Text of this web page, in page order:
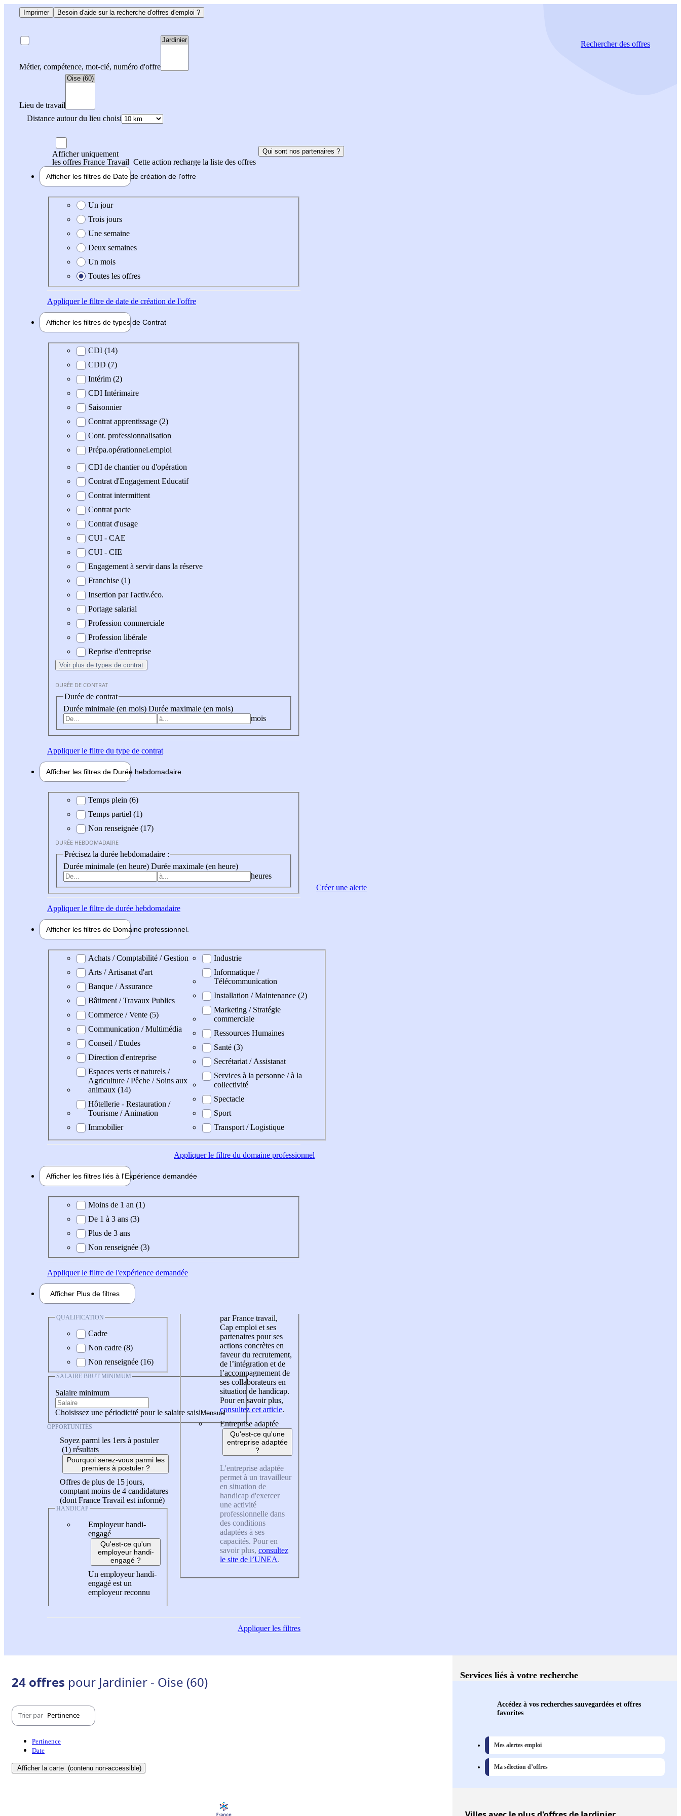
Imprimer Besoin d'aide sur la recherche d'offres d'emploi ?
Métier, compétence, mot-clé, numéro d'offre
Lieu de travail
Distance autour du lieu choisi
Rechercherdes offres
Afficher uniquement
les offres France Travail Cette action recharge la liste des offres
Qui sont nos partenaires ?
Afficher les filtres de Date de création de l'offre
Date de création de l'offre
Un jour
Trois jours
Une semaine
Deux semaines
Un mois
Toutes les offres
Appliquerle filtre de date de création de l'offre
Afficher les filtres de types de Contrat
Type de contratCDI (14)
CDD (7)
Intérim (2)
CDI Intérimaire
Saisonnier
Contrat apprentissage (2)
Cont. professionnalisation
Prépa.opérationnel.emploi
CDI de chantier ou d'opération
Contrat d'Engagement Educatif
Contrat intermittent
Contrat pacte
Contrat d'usage
CUI - CAE
CUI - CIE
Engagement à servir dans la réserve
Franchise (1)
Insertion par l'activ.éco.
Portage salarial
Profession commerciale
Profession libérale
Reprise d'entreprise
Voir plus de types de contrat
DURÉE DE CONTRAT
Durée de contrat
Durée minimale (en mois) Durée maximale (en mois)
mois
Appliquerle filtre du type de contrat
Afficher les filtres de Durée hebdomadaire
Durée hebdomadaire
Temps plein (6)
Temps partiel (1)
Non renseignée (17)
DURÉE HEBDOMADAIRE
Précisez la durée hebdomadaire :
Durée minimale (en heure) Durée maximale (en heure)
heures
Appliquerle filtre de durée hebdomadaire
Afficher les filtres de Domaine professionnel
Domaine professionel
Achats / Comptabilité / Gestion
Arts / Artisanat d'art
Banque / Assurance
Bâtiment / Travaux Publics
Commerce / Vente (5)
Communication / Multimédia
Conseil / Etudes
Direction d'entreprise
Espaces verts et naturels /
Agriculture / Pêche / Soins aux
animaux (14)
Hôtellerie - Restauration /
Tourisme / Animation
Immobilier
Industrie
Informatique /
Télécommunication
Installation / Maintenance (2)
Marketing / Stratégie
commerciale
Ressources Humaines
Santé (3)
Secrétariat / Assistanat
Services à la personne / à la
collectivité
Spectacle
Sport
Transport / Logistique
Appliquerle filtre du domaine professionnel
Afficher les filtres liés à l'Expérience demandée
Expérience demandée
Moins de 1 an (1)
De 1 à 3 ans (3)
Plus de 3 ans
Non renseignée (3)
Appliquerle filtre de l'expérience demandée
Afficher Plus de filtres
QUALIFICATION
Cadre
Non cadre (8)
Non renseignée (16)
SALAIRE BRUT MINIMUM
Salaire minimum
Choisissez une périodicité pour le salaire saisi
OPPORTUNITÉS
Soyez parmi les 1ers à postuler
(1) résultats
Pourquoi serez-vous parmi les
premiers à postuler ?
Offres de plus de 15 jours,
comptant moins de 4 candidatures
(dont France Travail est informé)
HANDICAP
Employeur handi-
engagé
Qu'est-ce qu'un
employeur handi-
engagé ?
Un employeur handi-
engagé est un
employeur reconnu
par France travail,
Cap emploi et ses
partenaires pour ses
actions concrètes en
faveur du recrutement,
de l’intégration et de
l’accompagnement de
ses collaborateurs en
situation de handicap.
Pour en savoir plus,
consultez cet article.
Entreprise adaptée
Qu'est-ce qu'une
entreprise adaptée
?
L'entreprise adaptée
permet à un travailleur
en situation de
handicap d'exercer
une activité
professionnelle dans
des conditions
adaptées à ses
capacités. Pour en
savoir plus, consultez
le site de l’UNEA.
Appliquerles filtres
Créer une alerte
24 offres pour Jardinier - Oise (60)
Trier par Pertinence
Pertinence
Date
Afficher la carte (contenu non-accessible)
Services liés à votre recherche
Accédez à vos recherches sauvegardées et offres
favorites
Mes alertes emploi
Ma sélection d’offres